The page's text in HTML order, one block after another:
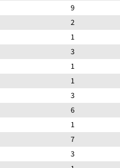
9
2
1
3
1
1
3
6
1
7
3